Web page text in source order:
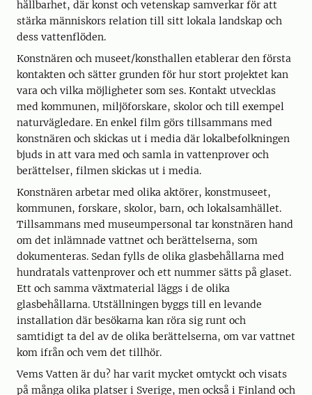
hållbarhet, där konst och vetenskap samverkar för att
stärka människors relation till sitt lokala landskap och
dess vattenflöden.
Konstnären och museet/konsthallen etablerar den första
kontakten och sätter grunden för hur stort projektet kan
vara och vilka möjligheter som ses. Kontakt utvecklas
med kommunen, miljöforskare, skolor och till exempel
naturvägledare. En enkel film görs tillsammans med
konstnären och skickas ut i media där lokalbefolkningen
bjuds in att vara med och samla in vattenprover och
berättelser, filmen skickas ut i media.
Konstnären arbetar med olika aktörer, konstmuseet,
kommunen, forskare, skolor, barn, och lokalsamhället.
Tillsammans med museumpersonal tar konstnären hand
om det inlämnade vattnet och berättelserna, som
dokumenteras. Sedan fylls de olika glasbehållarna med
hundratals vattenprover och ett nummer sätts på glaset.
Ett och samma växtmaterial läggs i de olika
glasbehållarna. Utställningen byggs till en levande
installation där besökarna kan röra sig runt och
samtidigt ta del av de olika berättelserna, om var vattnet
kom ifrån och vem det tillhör.
Vems Vatten är du? har varit mycket omtyckt och visats
på många olika platser i Sverige, men också i Finland och